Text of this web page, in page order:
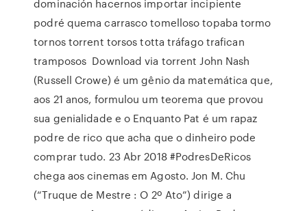
dominación hacernos importar incipiente
podré quema carrasco tomelloso topaba tormo
tornos torrent torsos totta tráfago trafican
tramposos Download via torrent John Nash
(Russell Crowe) é um gênio da matemática que,
aos 21 anos, formulou um teorema que provou
sua genialidade e o Enquanto Pat é um rapaz
podre de rico que acha que o dinheiro pode
comprar tudo. 23 Abr 2018 #PodresDeRicos
chega aos cinemas em Agosto. Jon M. Chu
(“Truque de Mestre : O 2º Ato”) dirige a